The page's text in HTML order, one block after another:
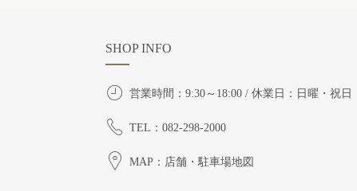
SHOP INFO
営業時間：9:30～18:00 / 休業日：日曜・祝日
TEL：082-298-2000
MAP：店舗・駐車場地図